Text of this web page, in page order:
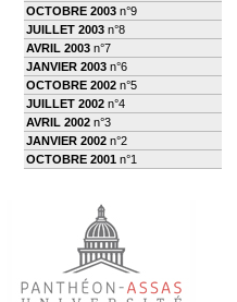
OCTOBRE 2003 n°9
JUILLET 2003 n°8
AVRIL 2003 n°7
JANVIER 2003 n°6
OCTOBRE 2002 n°5
JUILLET 2002 n°4
AVRIL 2002 n°3
JANVIER 2002 n°2
OCTOBRE 2001 n°1